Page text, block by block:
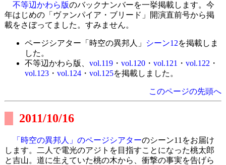
不等辺かわら版のバックナンバーを一挙掲載します。今
年はじめの「ヴァンパイア・ブリード」開演直前号から掲
載をさぼってました。すみません。
ページシアター「時空の異邦人」 シーン12を掲載しま
した。
不等辺かわら版、 vol.119・ vol.120・ vol.121 ・ vol.122 ・
vol.123・ vol.124・ vol.125を掲載しました。
このページの先頭へ
2011/10/16
「時空の異邦人」のページシアターのシーン11をお届け
します。二人で電光のアジトを目指すことになった桃太郎
と吉山。道に生えていた桃の木から、衝撃の事実を告げら